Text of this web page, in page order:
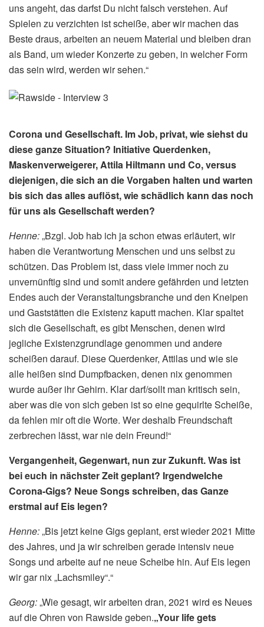
uns angeht, das darfst Du nicht falsch verstehen. Auf
Spielen zu verzichten ist scheiße, aber wir machen das
Beste draus, arbeiten an neuem Material und bleiben dran
als Band, um wieder Konzerte zu geben, in welcher Form
das sein wird, werden wir sehen.“
Corona und Gesellschaft. Im Job, privat, wie siehst du
diese ganze Situation? Initiative Querdenken,
Maskenverweigerer, Attila Hiltmann und Co, versus
diejenigen, die sich an die Vorgaben halten und warten
bis sich das alles auflöst, wie schädlich kann das noch
für uns als Gesellschaft werden?
Henne:„Bzgl. Job hab ich ja schon etwas erläutert, wir
haben die Verantwortung Menschen und uns selbst zu
schützen. Das Problem ist, dass viele immer noch zu
unvernünftig sind und somit andere gefährden und letzten
Endes auch der Veranstaltungsbranche und den Kneipen
und Gaststätten die Existenz kaputt machen. Klar spaltet
sich die Gesellschaft, es gibt Menschen, denen wird
jegliche Existenzgrundlage genommen und andere
scheißen darauf. Diese Querdenker, Attilas und wie sie
alle heißen sind Dumpfbacken, denen nix genommen
wurde außer ihr Gehirn. Klar darf/sollt man kritisch sein,
aber was die von sich geben ist so eine gequirlte Scheiße,
da fehlen mir oft die Worte. Wer deshalb Freundschaft
zerbrechen lässt, war nie dein Freund!“
Vergangenheit, Gegenwart, nun zur Zukunft. Was ist
bei euch in nächster Zeit geplant? Irgendwelche
Corona-Gigs? Neue Songs schreiben, das Ganze
erstmal auf Eis legen?
Henne:„Bis jetzt keine Gigs geplant, erst wieder 2021 Mitte
des Jahres, und ja wir schreiben gerade intensiv neue
Songs und arbeite auf ne neue Scheibe hin. Auf Eis legen
wir gar nix „Lachsmiley“.“
Georg:„Wie gesagt, wir arbeiten dran, 2021 wird es Neues
auf die Ohren von Rawside geben.„Your life gets